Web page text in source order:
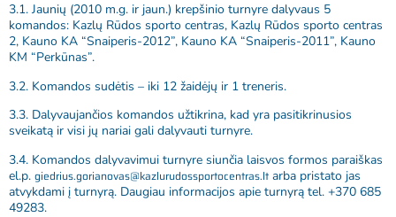
3.1. Jaunių (2010 m.g. ir jaun.) krepšinio turnyre dalyvaus 5
komandos: Kazlų Rūdos sporto centras, Kazlų Rūdos sporto centras
2, Kauno KA “Snaiperis-2012”, Kauno KA “Snaiperis-2011”, Kauno
KM “Perkūnas”.
3.2. Komandos sudėtis – iki 12 žaidėjų ir 1 treneris.
3.3. Dalyvaujančios komandos užtikrina, kad yra pasitikrinusios
sveikatą ir visi jų nariai gali dalyvauti turnyre.
3.4. Komandos dalyvavimui turnyre siunčia laisvos formos paraiškas
el.p. giedrius.gorianovas@kazlurudossportocentras.lt arba pristato jas
atvykdami į turnyrą. Daugiau informacijos apie turnyrą tel. +370 685
49283.